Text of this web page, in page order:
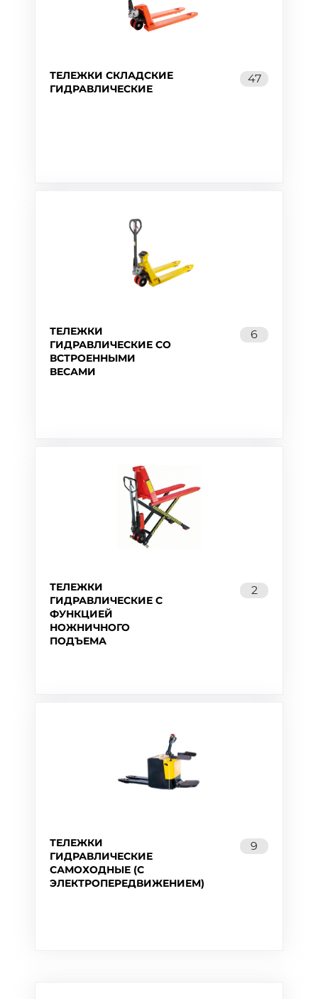
ТЕЛЕЖКИ СКЛАДСКИЕ
ГИДРАВЛИЧЕСКИЕ
47
ТЕЛЕЖКИ
ГИДРАВЛИЧЕСКИЕ СО
ВСТРОЕННЫМИ
ВЕСАМИ
6
ТЕЛЕЖКИ
ГИДРАВЛИЧЕСКИЕ С
ФУНКЦИЕЙ
НОЖНИЧНОГО
ПОДЪЕМА
2
ТЕЛЕЖКИ
ГИДРАВЛИЧЕСКИЕ
САМОХОДНЫЕ (C
ЭЛЕКТРОПЕРЕДВИЖЕНИЕМ)
9